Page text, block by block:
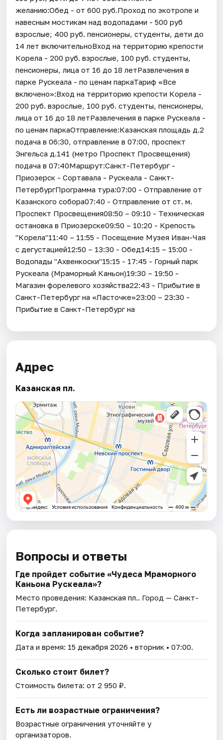
желанию:Обед - от 600 руб.Проход по экотропе и
навесным мостикам над водопадами - 500 руб
взрослые; 400 руб. пенсионеры, студенты, дети до
14 лет включительноВход на территорию крепости
Корела - 200 руб. взрослые, 100 руб. студенты,
пенсионеры, лица от 16 до 18 летРазвлечения в
парке Рускеала - по ценам паркаТариф «Все
включено»:Вход на территорию крепости Корела -
200 руб. взрослые, 100 руб. студенты, пенсионеры,
лица от 16 до 18 летРазвлечения в парке Рускеала -
по ценам паркаОтправление:Казанская площадь д.2
подача в 06:30, отправление в 07:00, проспект
Энгельса д.141 (метро Проспект Просвещения)
подача в 07:40Маршрут:Санкт-Петербург -
Приозерск - Сортавала - Рускеала - Санкт-
ПетербургПрограмма тура:07:00 - Отправление от
Казанского собора07:40 - Отправление от ст. м.
Проспект Просвещения08:50 – 09:10 - Техническая
остановка в Приозерске09:50 – 10:20 - Крепость
"Корела"11:40 – 11:55 - Посещение Музея Иван-Чая
с дегустацией12:50 – 13:30 - Обед14:15 – 15:00 -
Водопады "Ахвенкоски"15:15 - 17:45 - Горный парк
Рускеала (Мраморный Каньон)19:30 – 19:50 -
Магазин форелевого хозяйства22:43 - Прибытие в
Санкт-Петербург на «Ласточке»23:00 – 23:30 -
Прибытие в Санкт-Петербург на
Адрес
Казанская пл.
Вопросы и ответы
Где пройдет событие «Чудеса Мраморного
Каньона Рускеала»?
Место проведения: Казанская пл.. Город — Санкт-
Петербург.
Когда запланирован событие?
Дата и время: 15 декабря 2026 • вторник • 07:00.
Сколько стоит билет?
Стоимость билета: от 2 950 ₽.
Есть ли возрастные ограничения?
Возрастные ограничения уточняйте у
организаторов.